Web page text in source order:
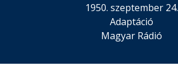
1950. szeptember 24.
Adaptáció
Magyar Rádió